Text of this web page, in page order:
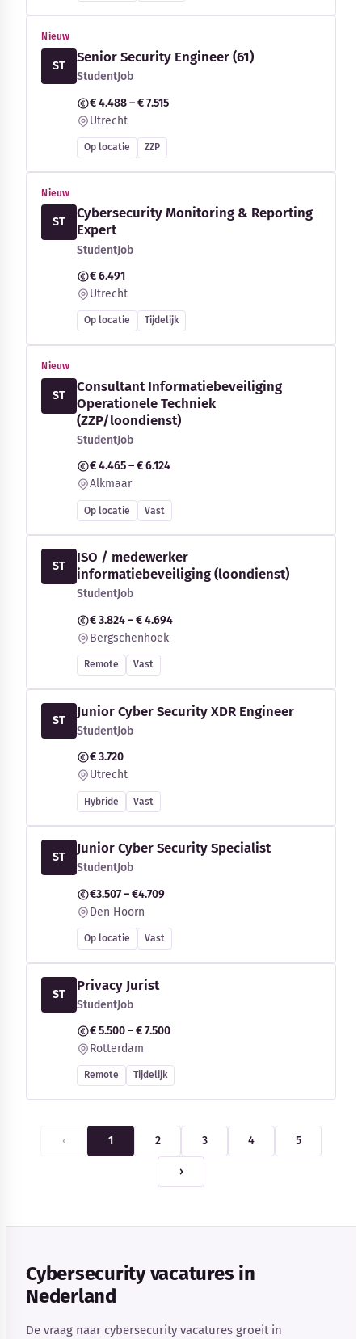
Nieuw
ST
Senior Security Engineer (61)
StudentJob
€ 4.488 – € 7.515
Utrecht
Op locatie ZZP
Nieuw
ST
Cybersecurity Monitoring & Reporting
Expert
StudentJob
€ 6.491
Utrecht
Op locatie Tijdelijk
Nieuw
ST
Consultant Informatiebeveiliging
Operationele Techniek
(ZZP/loondienst)
StudentJob
€ 4.465 – € 6.124
Alkmaar
Op locatie Vast
ST
ISO / medewerker
informatiebeveiliging (loondienst)
StudentJob
€ 3.824 – € 4.694
Bergschenhoek
Remote Vast
ST
Junior Cyber Security XDR Engineer
StudentJob
€ 3.720
Utrecht
Hybride Vast
ST
Junior Cyber Security Specialist
StudentJob
€3.507 – €4.709
Den Hoorn
Op locatie Vast
ST
Privacy Jurist
StudentJob
€ 5.500 – € 7.500
Rotterdam
Remote Tijdelijk
‹ 1 2 3 4 5
›
Cybersecurity vacatures in
Nederland
De vraag naar cybersecurity vacatures groeit in